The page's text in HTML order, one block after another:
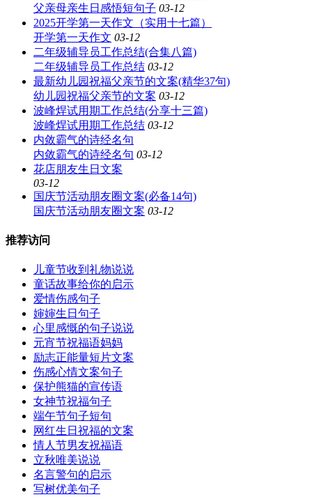
父亲母亲生日感悟短句子 03-12
2025开学第一天作文（实用十七篇）
开学第一天作文 03-12
二年级辅导员工作总结(合集八篇)
二年级辅导员工作总结 03-12
最新幼儿园祝福父亲节的文案(精华37句)
幼儿园祝福父亲节的文案 03-12
波峰焊试用期工作总结(分享十三篇)
波峰焊试用期工作总结 03-12
内敛霸气的诗经名句
内敛霸气的诗经名句 03-12
花店朋友生日文案
03-12
国庆节活动朋友圈文案(必备14句)
国庆节活动朋友圈文案 03-12
推荐访问
儿童节收到礼物说说
童话故事给你的启示
爱情伤感句子
婶婶生日句子
心里感慨的句子说说
元宵节祝福语妈妈
励志正能量短片文案
伤感心情文案句子
保护熊猫的宣传语
女神节祝福句子
端午节句子短句
网红生日祝福的文案
情人节男友祝福语
立秋唯美说说
名言警句的启示
写树优美句子